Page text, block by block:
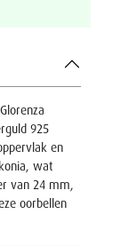
925
en
wat
van 24 mm,
oorbellen